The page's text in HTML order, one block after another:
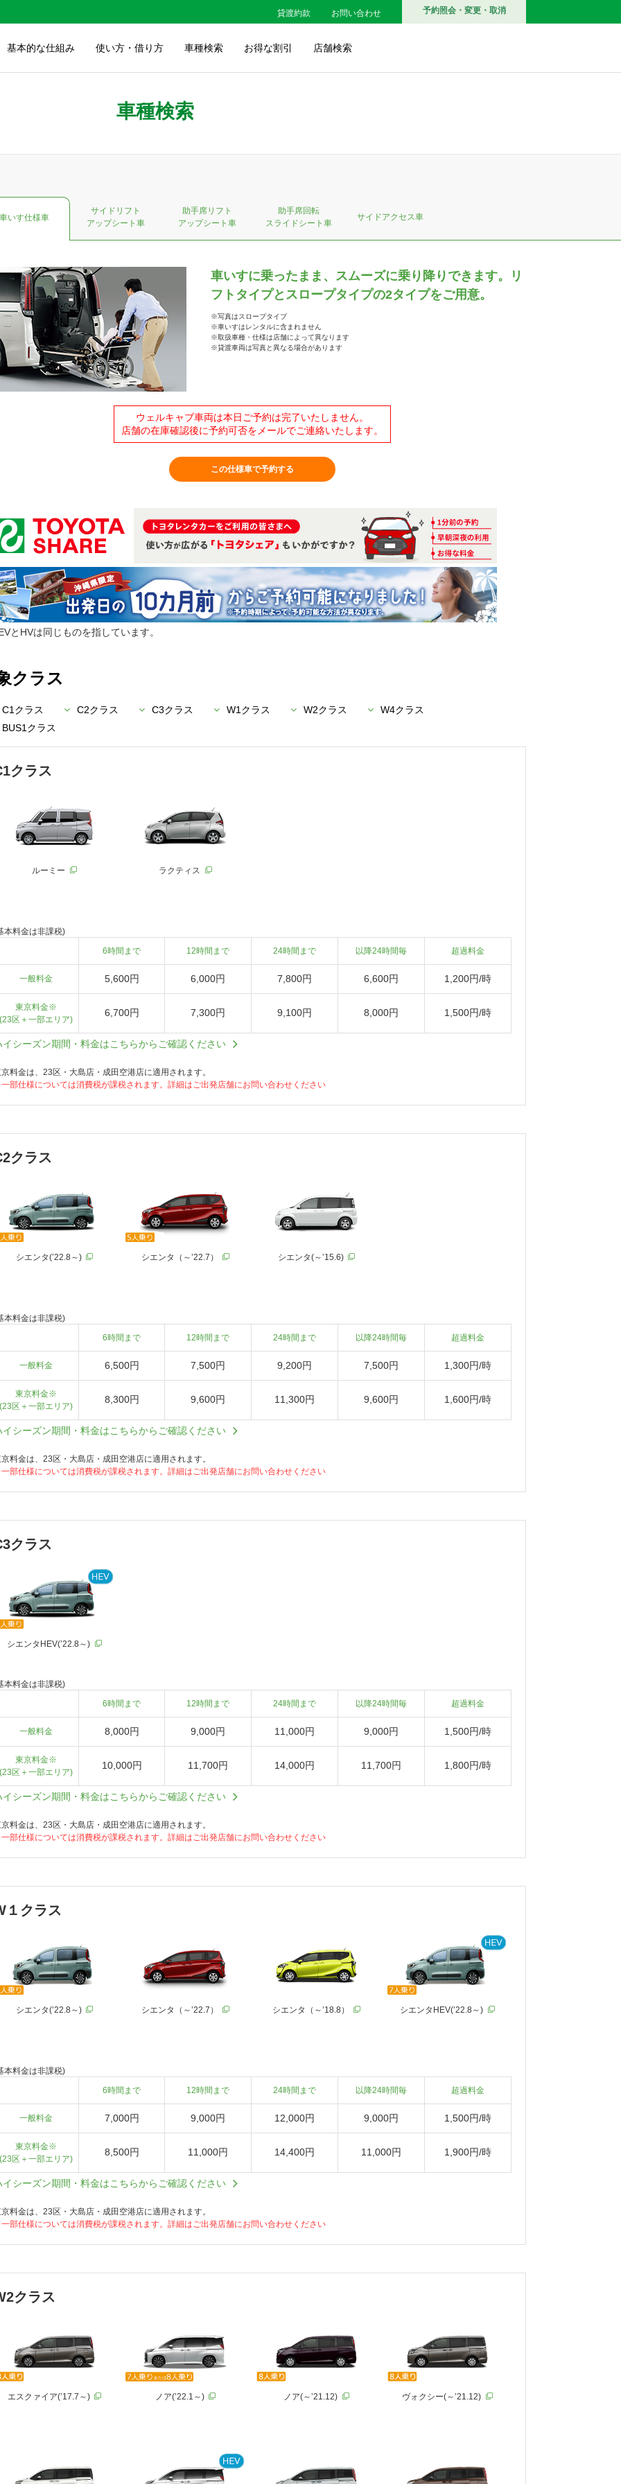
貸渡約款 お問い合わせ 予約照会・変更・取消
基本的な仕組み 使い方・借り方 車種検索 お得な割引 店舗検索
車種検索
車いす仕様車
サイドリフト
アップシート車
助手席リフト
アップシート車
助手席回転
スライドシート車
サイドアクセス車
車いすに乗ったまま、スムーズに乗り降りできます。リ
フトタイプとスロープタイプの2タイプをご用意。
※写真はスロープタイプ
※車いすはレンタルに含まれません
※取扱車種・仕様は店舗によって異なります
※貸渡車両は写真と異なる場合があります
ウェルキャブ車両は本日ご予約は完了いたしません。
店舗の在庫確認後に予約可否をメールでご連絡いたします。
この仕様車で予約する
とHVは同じものを指しています。
クラス
C1クラス C2クラス C3クラス W1クラス W2クラス
W4クラス
BUS1クラス
クラス
ルーミー ラクティス
本料金は非課税)
6時間まで
12時間まで 24時間まで 以降24時間毎 超過料金
一般料金 5,600円 6,000円 7,800円 6,600円 1,200円/時
東京料金※
(23区＋一部エリア)
6,700円 7,300円 9,100円 8,000円 1,500円/時
イシーズン期間・料金はこちらからご確認ください
料金は、23区・大島店・成田空港店に適用されます。
部仕様については消費税が課税されます。詳細はご出発店舗にお問い合わせください
クラス
シエンタ(’22.8～) シエンタ（～’22.7） シエンタ(～’15.6)
本料金は非課税)
6時間まで
12時間まで 24時間まで 以降24時間毎 超過料金
一般料金 6,500円 7,500円 9,200円 7,500円 1,300円/時
東京料金※
(23区＋一部エリア)
8,300円 9,600円 11,300円 9,600円 1,600円/時
イシーズン期間・料金はこちらからご確認ください
料金は、23区・大島店・成田空港店に適用されます。
部仕様については消費税が課税されます。詳細はご出発店舗にお問い合わせください
クラス
シエンタHEV(’22.8～)
本料金は非課税)
6時間まで
12時間まで 24時間まで 以降24時間毎 超過料金
一般料金 8,000円 9,000円 11,000円 9,000円 1,500円/時
東京料金※
(23区＋一部エリア)
10,000円 11,700円 14,000円 11,700円 1,800円/時
イシーズン期間・料金はこちらからご確認ください
料金は、23区・大島店・成田空港店に適用されます。
部仕様については消費税が課税されます。詳細はご出発店舗にお問い合わせください
１クラス
シエンタ(’22.8～) シエンタ（～’22.7） シエンタ（～’18.8） シエンタHEV(’22.8～)
本料金は非課税)
6時間まで
12時間まで 24時間まで 以降24時間毎 超過料金
一般料金 7,000円 9,000円 12,000円 9,000円 1,500円/時
東京料金※
(23区＋一部エリア)
8,500円 11,000円 14,400円 11,000円 1,900円/時
イシーズン期間・料金はこちらからご確認ください
料金は、23区・大島店・成田空港店に適用されます。
部仕様については消費税が課税されます。詳細はご出発店舗にお問い合わせください
クラス
エスクァイア(’17.7～) ノア(’22.1～) ノア(～’21.12) ヴォクシー(～’21.12)